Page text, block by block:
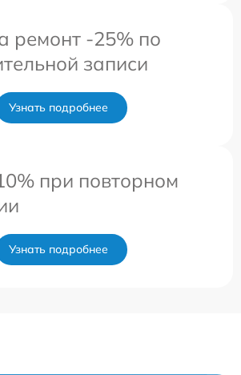
ремонт -25% по
записи
Узнать подробнее
при повторном
Узнать подробнее